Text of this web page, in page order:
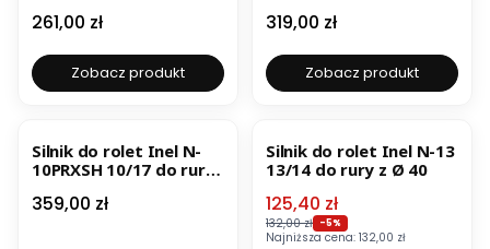
odbiornikiem radiowym
przeciążenia
Cena
261,00 zł
Zobacz produkt
wbudowanym
z funkcją wykrywania
przeciążenia
Cena
319,00 zł
Zobacz produkt
Silnik do rolet Inel N-
10PRXSH 10/17 do rury
z wbudowanym
Cena
359,00 zł
Silnik do rolet Inel N-13
13/14 do rury z Ø 40
Cena promocyjna
125,40 zł
132,00 zł -5%
Najniższa cena: 132,00 zł